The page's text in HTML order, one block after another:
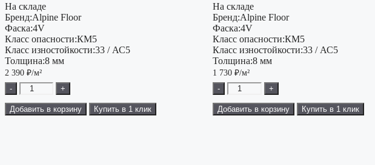
На складе
Бренд:Alpine Floor
Фаска:4V
Класс опасности:КМ5
Класс изностойкости:33 / АС5
Толщина:8 мм
2 390 ₽/м²
-
+
Добавить в корзину Купить в 1 клик
На складе
Бренд:Alpine Floor
Фаска:4V
Класс опасности:КМ5
Класс изностойкости:33 / АС5
Толщина:8 мм
1 730₽/м²
-
+
Добавить в корзину Купить в 1 клик